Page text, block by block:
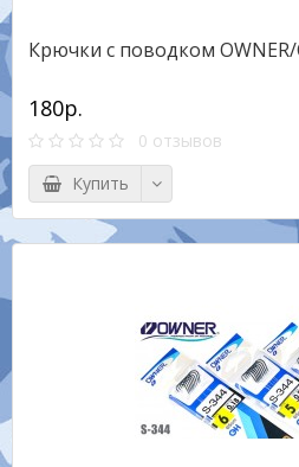
Крючки с поводком OWNER/
180р.
0 отзывов
Купить